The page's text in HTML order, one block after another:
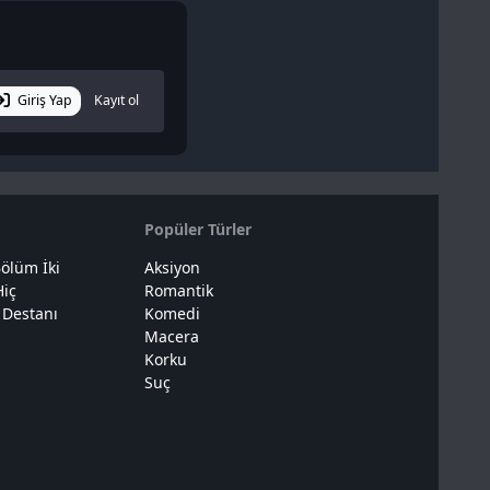
Giriş Yap Kayıt ol
İki
Popüler Türler
Aksiyon
Romantik
Komedi
Macera
Korku
Suç